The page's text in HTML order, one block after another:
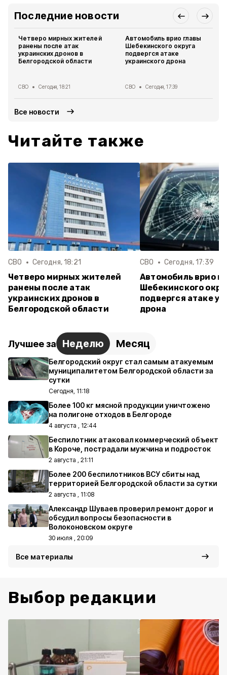
Последние новости
Четверо мирных жителей
ранены после атак
украинских дронов в
Белгородской области
СВО Сегодня, 18:21
Автомобиль врио главы
Шебекинского округа
подвергся атаке
украинского дрона
СВО Сегодня, 17:39
Все новости
Читайте также
СВО Сегодня, 18:21
Четверо мирных жителей
ранены после атак
украинских дронов в
Белгородской области
СВО Сегодня, 17:39
Автомобиль врио
Шебекинского
подвергся атаке
дрона
Лучшее за Неделю Месяц
Белгородский округ стал самым атакуемым
муниципалитетом Белгородской области за
сутки
Сегодня, 11:18
Более 100 кг мясной продукции уничтожено
на полигоне отходов в Белгороде
4 августа , 12:44
Беспилотник атаковал коммерческий объект
в Короче, пострадали мужчина и подросток
2 августа , 21:11
Более 200 беспилотников ВСУ сбиты над
территорией Белгородской области за сутки
2 августа , 11:08
Александр Шуваев проверил ремонт дорог и
обсудил вопросы безопасности в
Волоконовском округе
30 июля , 20:09
Все материалы
Выбор редакции